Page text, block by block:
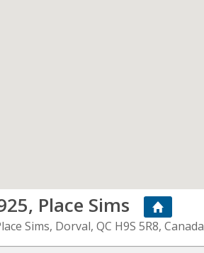
Place Sims
Sims, Dorval, QC H9S 5R8, Canada